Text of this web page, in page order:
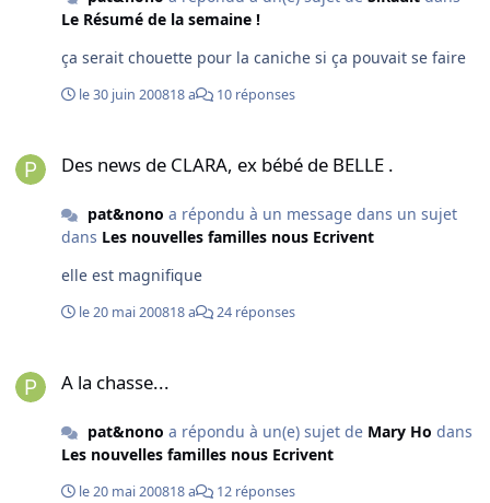
Le Résumé de la semaine !
ça serait chouette pour la caniche si ça pouvait se faire
le 30 juin 200818 a 10 réponses
Des news de CLARA, ex bébé de BELLE .
pat&nono a répondu à un message dans un sujet
dans Les nouvelles familles nous Ecrivent
elle est magnifique
le 20 mai 200818 a 24 réponses
A la chasse...
pat&nono a répondu à un(e) sujet de Mary Ho dans
Les nouvelles familles nous Ecrivent
le 20 mai 200818 a 12 réponses